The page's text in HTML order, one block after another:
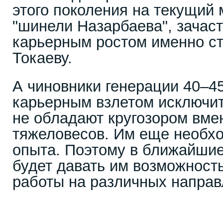
этого поколения на
"шинели Назарбаева",
карьерным ростом именно
Токаеву.
А чиновники генерации
карьерным взлетом
не обладают кругозором
тяжеловесов. Им еще
опыта. Поэтому в
будет давать им
работы на различных